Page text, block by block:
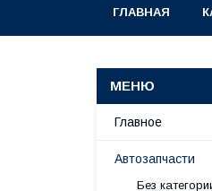
ГЛАВНАЯ
Главное
Автозапчасти
Без